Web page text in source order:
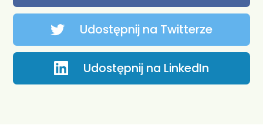
Udostępnij na Twitterze
Udostępnij na LinkedIn